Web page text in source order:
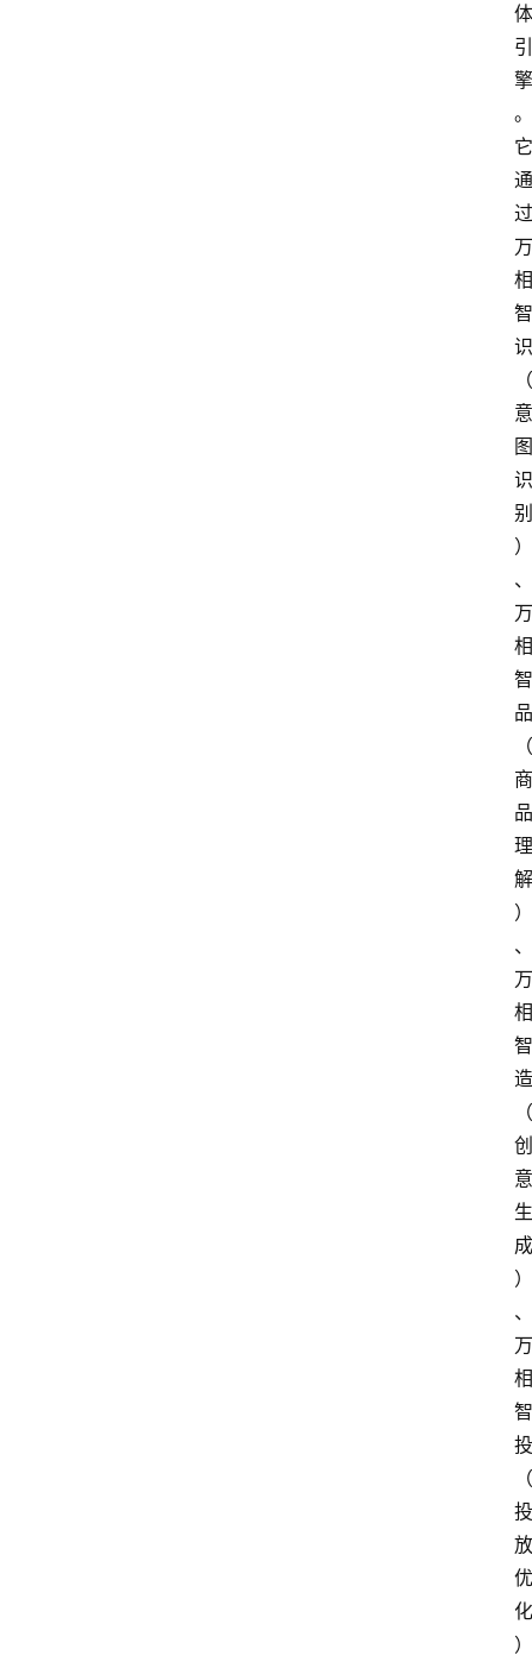
体
引
擎
。
它
通
过
万
相
智
识
（
意
图
识
别
）
、
万
相
智
品
（
商
品
理
解
）
、
万
相
智
造
（
创
意
生
成
）
、
万
相
智
投
（
投
放
优
化
）